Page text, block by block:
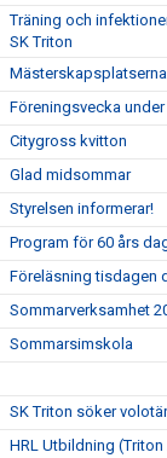
Träning och
SK Triton
Föreningsvecka under
Citygross kvitton
Glad midsommar
Styrelsen informerar!
Program för 60 års
Föreläsning tisdagen
Sommarverksamhet
Sommarsimskola
SK Triton söker
HRL Utbildning